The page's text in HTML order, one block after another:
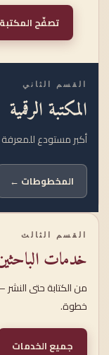
تصفّح المكتبة
القسم الثاني
المكتبة الرقمية
أكبر مستودع للمعرفة
المخطوطات ←
القسم الثالث
خدمات
من الكتابة حتى
خطوة.
جميع الخدمات